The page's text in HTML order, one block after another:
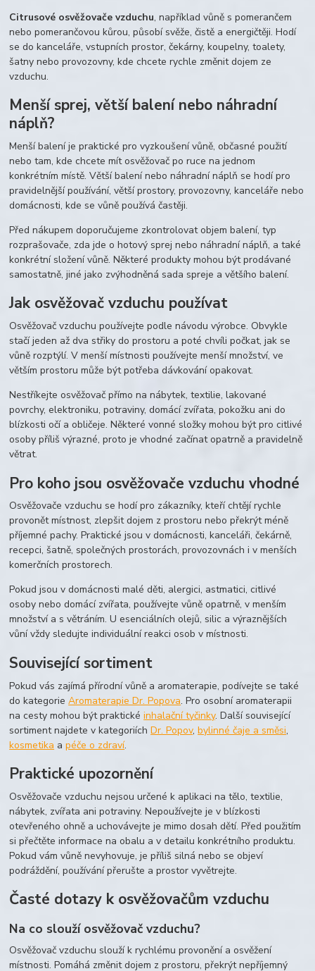
Citrusové osvěžovače vzduchu, například vůně s pomerančem
nebo pomerančovou kůrou, působí svěže, čistě a energičtěji. Hodí
se do kanceláře, vstupních prostor, čekárny, koupelny, toalety,
šatny nebo provozovny, kde chcete rychle změnit dojem ze
vzduchu.
Menší sprej, větší balení nebo náhradní
náplň?
Menší balení je praktické pro vyzkoušení vůně, občasné použití
nebo tam, kde chcete mít osvěžovač po ruce na jednom
konkrétním místě. Větší balení nebo náhradní náplň se hodí pro
pravidelnější používání, větší prostory, provozovny, kanceláře nebo
domácnosti, kde se vůně používá častěji.
Před nákupem doporučujeme zkontrolovat objem balení, typ
rozprašovače, zda jde o hotový sprej nebo náhradní náplň, a také
konkrétní složení vůně. Některé produkty mohou být prodávané
samostatně, jiné jako zvýhodněná sada spreje a většího balení.
Jak osvěžovač vzduchu používat
Osvěžovač vzduchu používejte podle návodu výrobce. Obvykle
stačí jeden až dva střiky do prostoru a poté chvíli počkat, jak se
vůně rozptýlí. V menší místnosti používejte menší množství, ve
větším prostoru může být potřeba dávkování opakovat.
Nestříkejte osvěžovač přímo na nábytek, textilie, lakované
povrchy, elektroniku, potraviny, domácí zvířata, pokožku ani do
blízkosti očí a obličeje. Některé vonné složky mohou být pro citlivé
osoby příliš výrazné, proto je vhodné začínat opatrně a pravidelně
větrat.
Pro koho jsou osvěžovače vzduchu vhodné
Osvěžovače vzduchu se hodí pro zákazníky, kteří chtějí rychle
provonět místnost, zlepšit dojem z prostoru nebo překrýt méně
příjemné pachy. Praktické jsou v domácnosti, kanceláři, čekárně,
recepci, šatně, společných prostorách, provozovnách i v menších
komerčních prostorech.
Pokud jsou v domácnosti malé děti, alergici, astmatici, citlivé
osoby nebo domácí zvířata, používejte vůně opatrně, v menším
množství a s větráním. U esenciálních olejů, silic a výraznějších
vůní vždy sledujte individuální reakci osob v místnosti.
Související sortiment
Pokud vás zajímá přírodní vůně a aromaterapie, podívejte se také
do kategorieAromaterapie Dr. Popova. Pro osobní aromaterapii
na cesty mohou být praktickéinhalační tyčinky. Další související
sortiment najdete v kategoriíchDr. Popov,bylinné čaje a směsi,
kosmetika apéče o zdraví.
Praktické upozornění
Osvěžovače vzduchu nejsou určené k aplikaci na tělo, textilie,
nábytek, zvířata ani potraviny. Nepoužívejte je v blízkosti
otevřeného ohně a uchovávejte je mimo dosah dětí. Před použitím
si přečtěte informace na obalu a v detailu konkrétního produktu.
Pokud vám vůně nevyhovuje, je příliš silná nebo se objeví
podráždění, používání přerušte a prostor vyvětrejte.
Časté dotazy k osvěžovačům vzduchu
Na co slouží osvěžovač vzduchu?
Osvěžovač vzduchu slouží k rychlému provonění a osvěžení
místnosti. Pomáhá změnit dojem z prostoru, překrýt nepříjemný